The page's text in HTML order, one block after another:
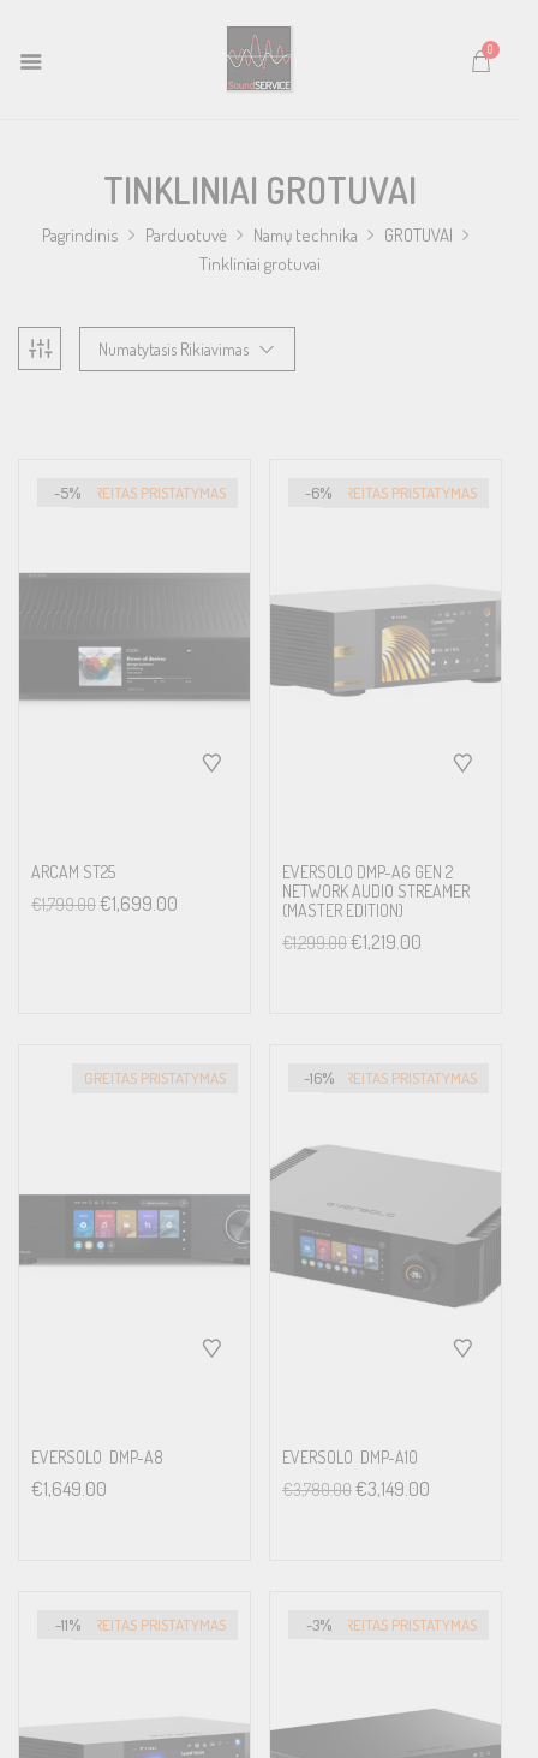
0
TINKLINIAI GROTUVAI
Pagrindinis Parduotuvė Namų technika
GROTUVAI
Tinkliniai grotuvai
Numatytasis Rikiavimas
-5% GREITAS PRISTATYMAS
ARCAM ST25
€1,799.00€1,699.00
-6% GREITAS PRISTATYMAS
EVERSOLO DMP-A6 GEN 2
NETWORK AUDIO STREAMER
(MASTER EDITION)
€1,299.00€1,219.00
GREITAS PRISTATYMAS
EVERSOLO DMP-A8
€1,649.00
-16% GREITAS PRISTATYMAS
EVERSOLO DMP-A10
€3,780.00€3,149.00
-11% GREITAS PRISTATYMAS -3% GREITAS PRISTATYMAS